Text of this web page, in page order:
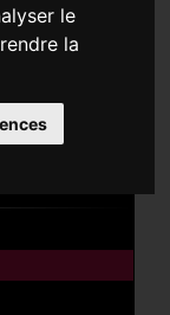
le
la
di Lume
20137